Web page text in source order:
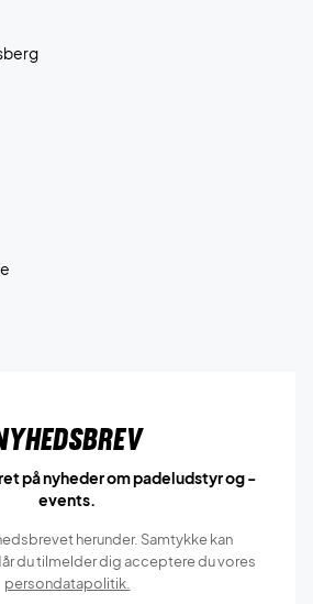
på nyheder om padeludstyr og -
events.
herunder. Samtykke kan
du tilmelder dig acceptere du vores
persondatapolitik.